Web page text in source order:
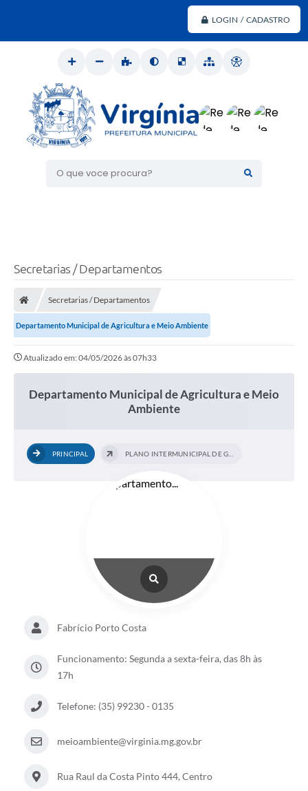
LOGIN / CADASTRO
O que voce procura?
Secretarias / Departamentos
Secretarias / Departamentos
Departamento Municipal de Agricultura e Meio Ambiente
Atualizado em: 04/05/2026 às 07h33
Departamento Municipal de Agricultura e Meio
Ambiente
PRINCIPAL
Fabrício Porto Costa
Funcionamento: Segunda a sexta-feira, das 8h às
17h
Telefone: (35) 99230 - 0135
meioambiente@virginia.mg.gov.br
Rua Raul da Costa Pinto 444, Centro